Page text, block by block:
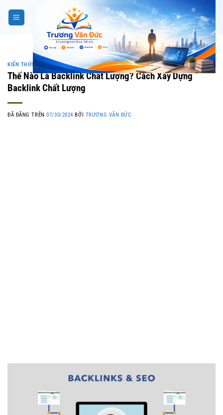
KIẾN THỨC SEO
Thế Nào Là Backlink Chất Lượng? Cách Xây Dựng
Backlink Chất Lượng
ĐÃ ĐĂNG TRÊN07/30/2024 BỞI TRƯƠNG VĂN ĐỨC